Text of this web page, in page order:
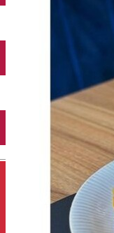
Închirieri